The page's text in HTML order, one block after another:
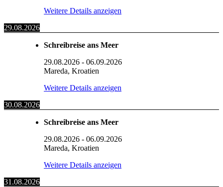
Weitere Details anzeigen
29.08.2026
Schreibreise ans Meer
29.08.2026 - 06.09.2026
Mareda, Kroatien
Weitere Details anzeigen
30.08.2026
Schreibreise ans Meer
29.08.2026 - 06.09.2026
Mareda, Kroatien
Weitere Details anzeigen
31.08.2026